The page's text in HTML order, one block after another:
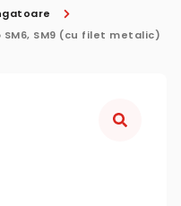
SM9 (cu filet metalic)